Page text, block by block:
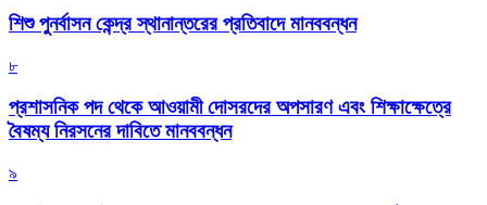
শিশু পুনর্বাসন কেন্দ্র স্থানান্তরের প্রতিবাদে মানববন্ধন
৮
প্রশাসনিক পদ থেকে আওয়ামী দোসরদের অপসারণ এবং শিক্ষাক্ষেত্রে
বৈষম্য নিরসনের দাবিতে মানববন্ধন
৯